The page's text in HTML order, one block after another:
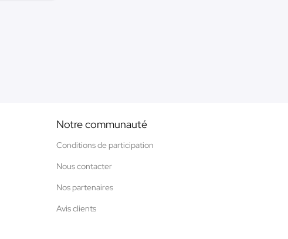
Notre communauté
Conditions de participation
Nous contacter
Nos partenaires
Avis clients